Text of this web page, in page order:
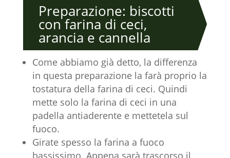
Preparazione: biscotti
con farina di ceci,
arancia e cannella
Come abbiamo già detto, la differenza
in questa preparazione la farà proprio la
tostatura della farina di ceci. Quindi
mette solo la farina di ceci in una
padella antiaderente e mettetela sul
fuoco.
Girate spesso la farina a fuoco
bassissimo. Appena sarà trascorso il